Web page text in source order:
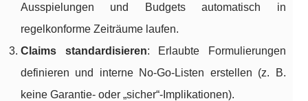
Ausspielungen und Budgets automatisch in
regelkonforme Zeiträume laufen.
Claims standardisieren: Erlaubte Formulierungen
definieren und interne No-Go-Listen erstellen (z. B.
keine Garantie- oder „sicher“-Implikationen).